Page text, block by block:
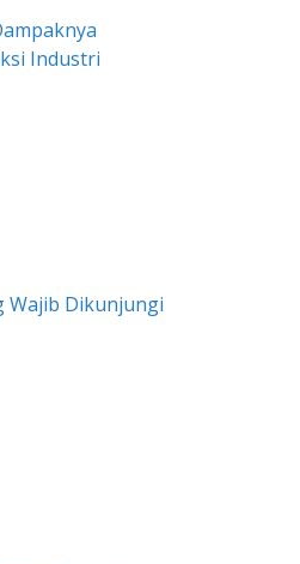
Industri
Wajib Dikunjungi